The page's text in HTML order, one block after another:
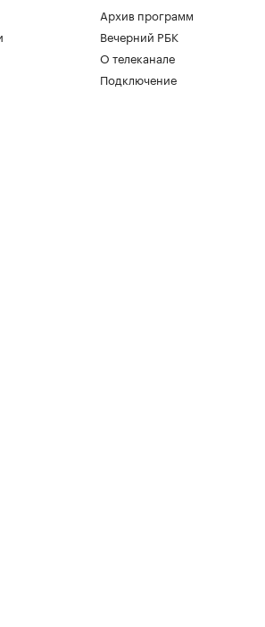
Архив программ
Вечерний РБК
О телеканале
Подключение